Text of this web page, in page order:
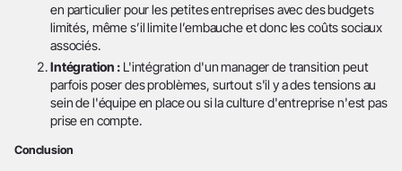
en particulier pour les petites entreprises avec des budgets
limités, même s’il limite l’embauche et donc les coûts sociaux
associés.
Intégration : L'intégration d'un manager de transition peut
parfois poser des problèmes, surtout s'il y a des tensions au
sein de l'équipe en place ou si la culture d'entreprise n'est pas
prise en compte.
Conclusion